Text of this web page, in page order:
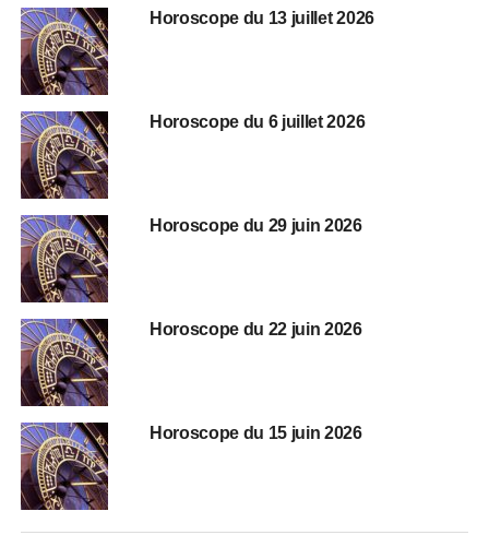
Horoscope du 13 juillet 2026
Horoscope du 6 juillet 2026
Horoscope du 29 juin 2026
Horoscope du 22 juin 2026
Horoscope du 15 juin 2026